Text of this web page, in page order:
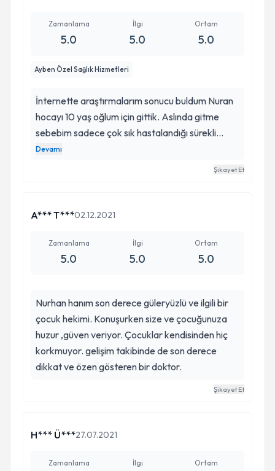
Zamanlama
5.0
İlgi
5.0
Ortam
5.0
Ayben Özel Sağlık Hizmetleri
İnternette araştırmalarım sonucu buldum Nuran
hocayı 10 yaş oğlum için gittik. Aslında gitme
sebebim sadece çok sık hastalandığı sürekli
boğaz enfeksiyonu olduğu içindi. Ama hocamız
sağolsun oğlumdaki başka rahatsızlığı buldu.
ve bende anlattım kendilerine... Sonrasında
anladı ve tahliller isteyerek bunu buldu. O kadar
doktorlara gittim ama kimse böyle bir tehsiş
ve hocamız kontrol altına aldı şimdi rutin 3 ayda
bir konrtol altındayız. Tavsiye edeceğim bir
doktordur.
Devamı
Şikayet Et
A*** T***02.12.2021
Zamanlama
5.0
İlgi
5.0
Ortam
5.0
Nurhan hanım son derece güleryüzlü ve ilgili bir
çocuk hekimi. Konuşurken size ve çocuğunuza
huzur ,güven veriyor. Çocuklar kendisinden hiç
korkmuyor. gelişim takibinde de son derece
dikkat ve özen gösteren bir doktor.
Şikayet Et
H*** Ü***27.07.2021
Zamanlama İlgi Ortam